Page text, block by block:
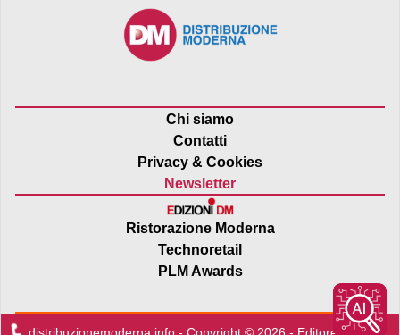
Chi siamo
Contatti
Privacy & Cookies
Newsletter
Ristorazione Moderna
Technoretail
PLM Awards